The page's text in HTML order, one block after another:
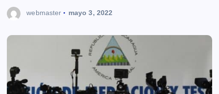
webmaster mayo 3, 2022